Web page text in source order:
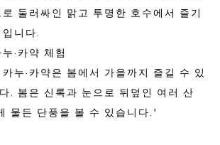
둘러싸인 맑고 투명한 호수에서 즐기
니다.
·카약 체험
누·카약은 봄에서 가을까지 즐길 수 있
. 봄은 신록과 눈으로 뒤덮인 여러 산
물든 단풍을 볼 수 있습니다."